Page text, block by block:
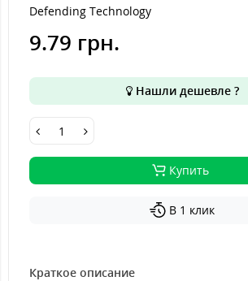
Defending Technology
9.79 грн.
Нашли дешевле ?
Купить
В 1 клик
Краткое описание